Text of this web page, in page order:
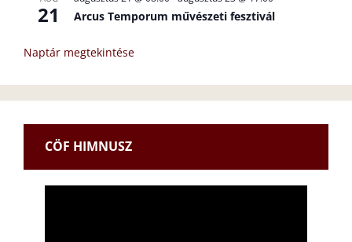
21 Arcus Temporum művészeti fesztivál
Naptár megtekintése
CÖF HIMNUSZ